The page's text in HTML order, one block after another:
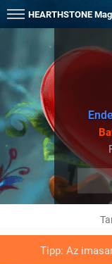
HEARTHSTONE
Tipp: Az